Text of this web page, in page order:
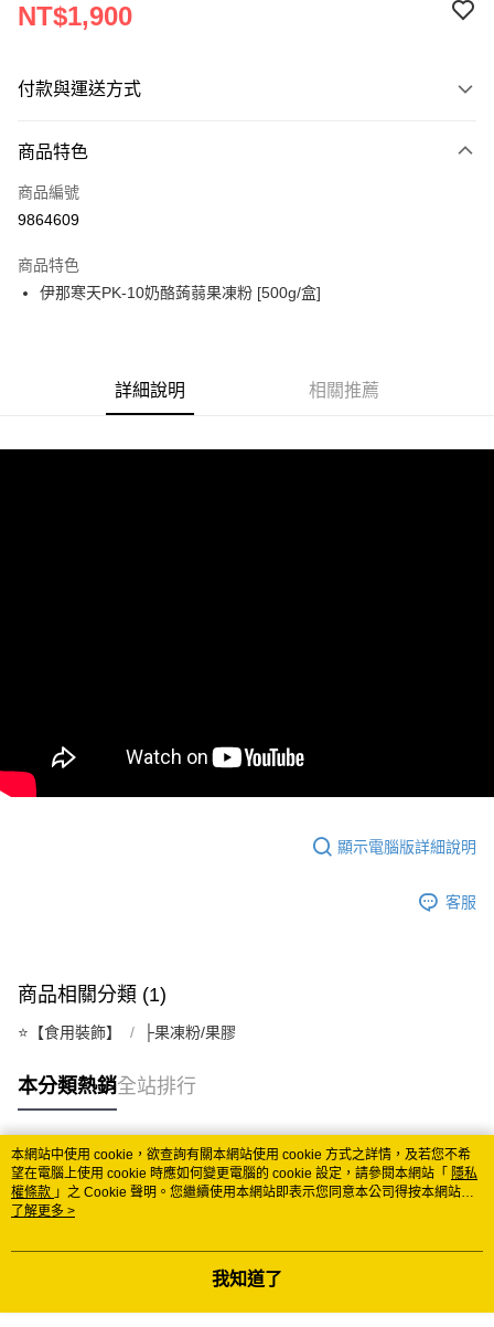
NT$1,900
付款與運送方式
信用卡一次付款
超商取貨付款
Apple Pay
ATM付款
付款後7-11取貨
每筆NT$60
免運費
商品特色
商品編號
9864609
商品特色
伊那寒天PK-10奶酪蒟蒻果凍粉 [500g/盒]
詳細說明 相關推薦
顯示電腦版詳細說明
客服
商品相關分類 (1)
⭐️【食用裝飾】 ├果凍粉/果膠
本分類熱銷全站排行
熱門標籤
本網站中使用 cookie，欲查詢有關本網站使用 cookie 方式之詳情，及若您不希
望在電腦上使用 cookie 時應如何變更電腦的 cookie 設定，請參閱本網站「 隱私
權條款 」之 Cookie 聲明。您繼續使用本網站即表示您同意本公司得按本網站使
用條款之 Cookie 聲明使用 cookie。
了解更多 >
我知道了